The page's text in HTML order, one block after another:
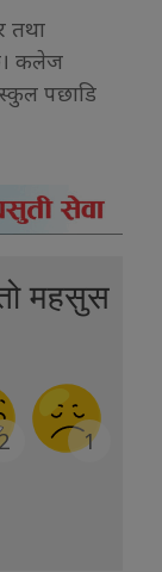
तथा
कलेज
पछाडि
महसुस
1